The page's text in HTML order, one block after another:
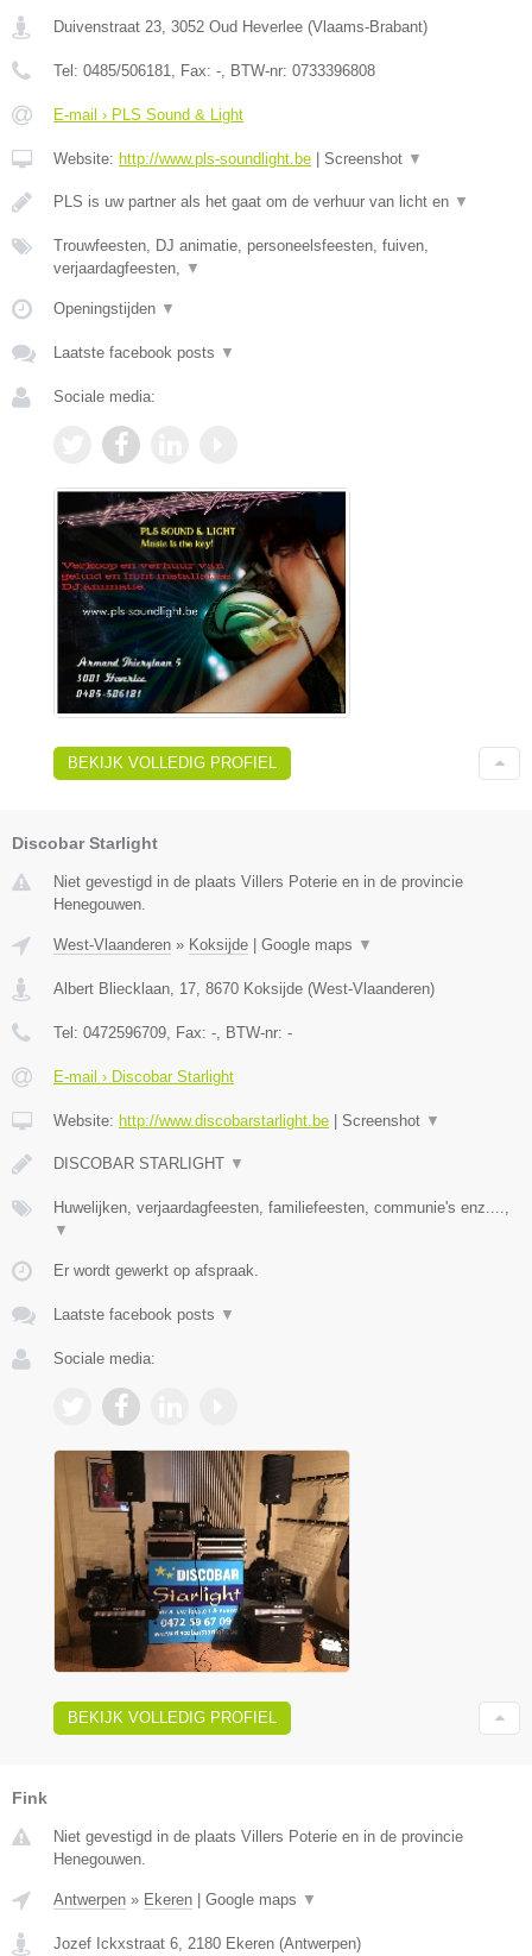
Duivenstraat 23 3052 Oud Heverlee (Vlaams-Brabant)
Tel: 0485/506181 , Fax: - , BTW-nr: 0733396808
E-mail › PLS Sound & Light
Website: http://www.pls-soundlight.be Screenshot ▼
PLS is uw partner als het gaat om de verhuur van licht en ▼
Trouwfeesten, DJ animatie, personeelsfeesten, fuiven,
verjaardagfeesten,
▼
Openingstijden ▼
Laatste facebook posts ▼
Sociale media:
BEKIJK VOLLEDIG PROFIEL
Discobar Starlight
Niet gevestigd in de plaats Villers Poterie en in de provincie
Henegouwen.
West-Vlaanderen » Koksijde Google maps ▼
Albert Bliecklaan, 17, 8670 Koksijde (West-Vlaanderen)
Tel: 0472596709, Fax: -, BTW-nr: -
E-mail › Discobar Starlight
Website: http://www.discobarstarlight.be Screenshot ▼
DISCOBAR STARLIGHT ▼
Huwelijken, verjaardagfeesten, familiefeesten, communie's enz....,
▼
Er wordt gewerkt op afspraak.
Laatste facebook posts ▼
Sociale media:
BEKIJK VOLLEDIG PROFIEL
Fink
Niet gevestigd in de plaats Villers Poterie en in de provincie
Henegouwen.
Antwerpen » Ekeren | Google maps ▼
Jozef Ickxstraat 6 2180 Ekeren (Antwerpen)